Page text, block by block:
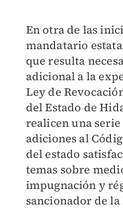
En otra de las
mandatario
que resulta
adicional a la
Ley de
del Estado de
realicen una
adiciones al
del estado
temas sobre
impugnación y
sancionador de la